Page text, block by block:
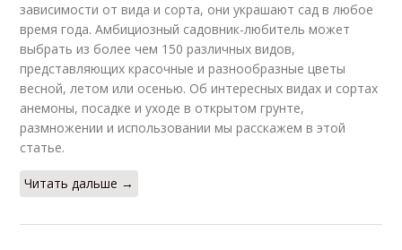
зависимости от вида и сорта, они украшают сад в любое
время года. Амбициозный садовник-любитель может
выбрать из более чем 150 различных видов,
представляющих красочные и разнообразные цветы
весной, летом или осенью. Об интересных видах и сортах
анемоны, посадке и уходе в открытом грунте,
размножении и использовании мы расскажем в этой
статье.
Читать дальше →